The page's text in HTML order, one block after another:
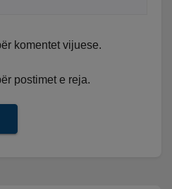
komentet vijuese.
postimet e reja.